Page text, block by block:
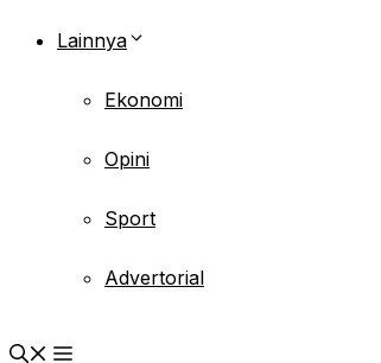
Lainnya
Ekonomi
Opini
Sport
Advertorial